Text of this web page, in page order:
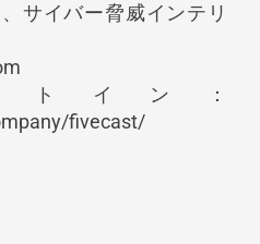
サイバー脅威インテリ
トイン：
fivecast/